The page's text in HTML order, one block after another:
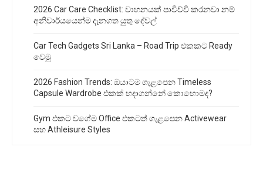
2026 Car Care Checklist: වාහනයක් පාවිච්චි කරනවා නම්
අනිවාර්යයෙන්ම දැනගත යුතු දේවල්
Car Tech Gadgets Sri Lanka – Road Trip එකකට Ready
වෙමු
2026 Fashion Trends: ඔයාටම ගැළපෙන Timeless
Capsule Wardrobe එකක් හදාගන්නේ කොහොමද?
Gym එකට වගේම Office එකටත් ගැළපෙන Activewear
සහ Athleisure Styles